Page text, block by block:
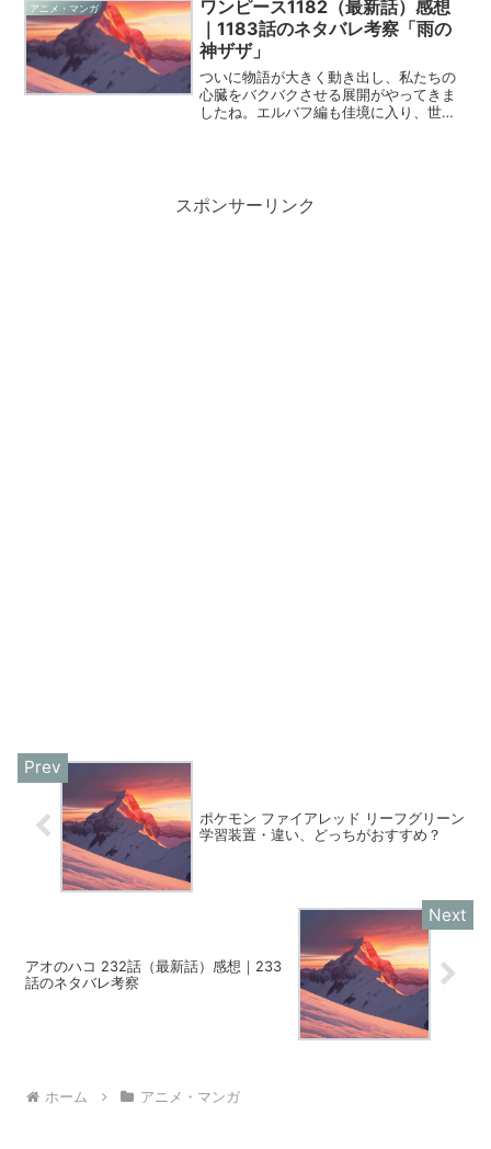
けじゃない、光と...
アニメ・マンガ
ワンピース1182（最新話）感想
｜1183話のネタバレ考察「雨の
神ザザ」
ついに物語が大きく動き出し、私たちの
心臓をバクバクさせる展開がやってきま
したね。エルバフ編も佳境に入り、世界
スポンサーリンク
ポケモン ファイアレッド リーフグリーン
学習装置・違い、どっちがおすすめ？
アオのハコ 232話（最新話）感想｜233
話のネタバレ考察
ホーム アニメ・マンガ